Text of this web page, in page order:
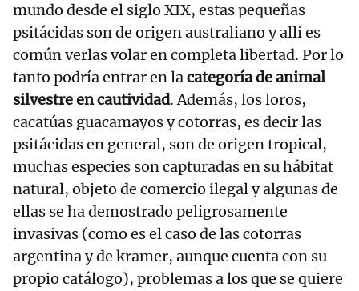
mundo desde el siglo XIX, estas pequeñas
psitácidas son de origen australiano y allí es
común verlas volar en completa libertad. Por lo
tanto podría entrar en lacategoría de animal
silvestre en cautividad. Además, los loros,
cacatúas guacamayos y cotorras, es decir las
psitácidas en general, son de origen tropical,
muchas especies son capturadas en su hábitat
natural, objeto de comercio ilegal y algunas de
ellas se ha demostrado peligrosamente
invasivas (como es el caso de las cotorras
argentina y de kramer, aunque cuenta con su
propio catálogo), problemas a los que se quiere